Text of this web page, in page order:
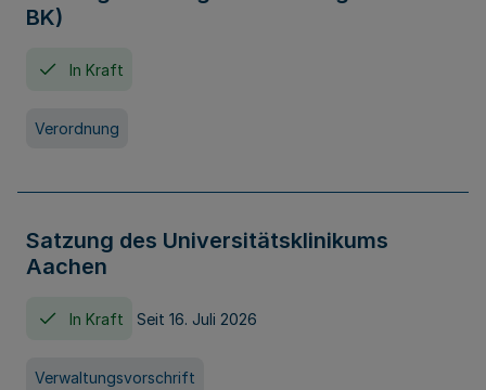
BK)
In Kraft
Verordnung
Satzung des Universitätsklinikums
Aachen
In Kraft Seit 16. Juli 2026
Verwaltungsvorschrift